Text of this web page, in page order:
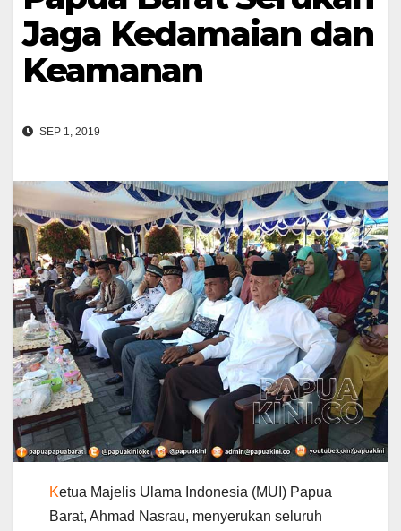
Jaga Kedamaian dan
Keamanan
SEP 1, 2019
Ketua Majelis Ulama Indonesia (MUI) Papua
Barat, Ahmad Nasrau, menyerukan seluruh